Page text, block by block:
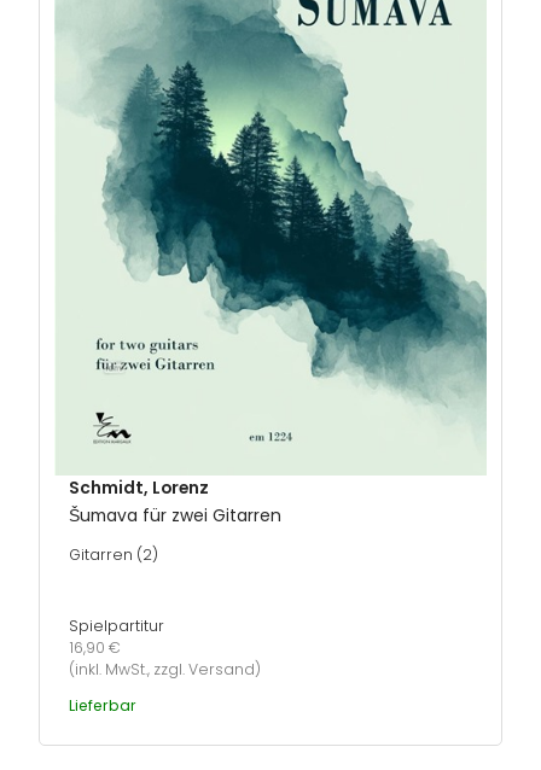
Schmidt, Lorenz
Šumava für zwei Gitarren
Gitarren (2)
Spielpartitur
16,90 €
(inkl. MwSt., zzgl. Versand)
Lieferbar